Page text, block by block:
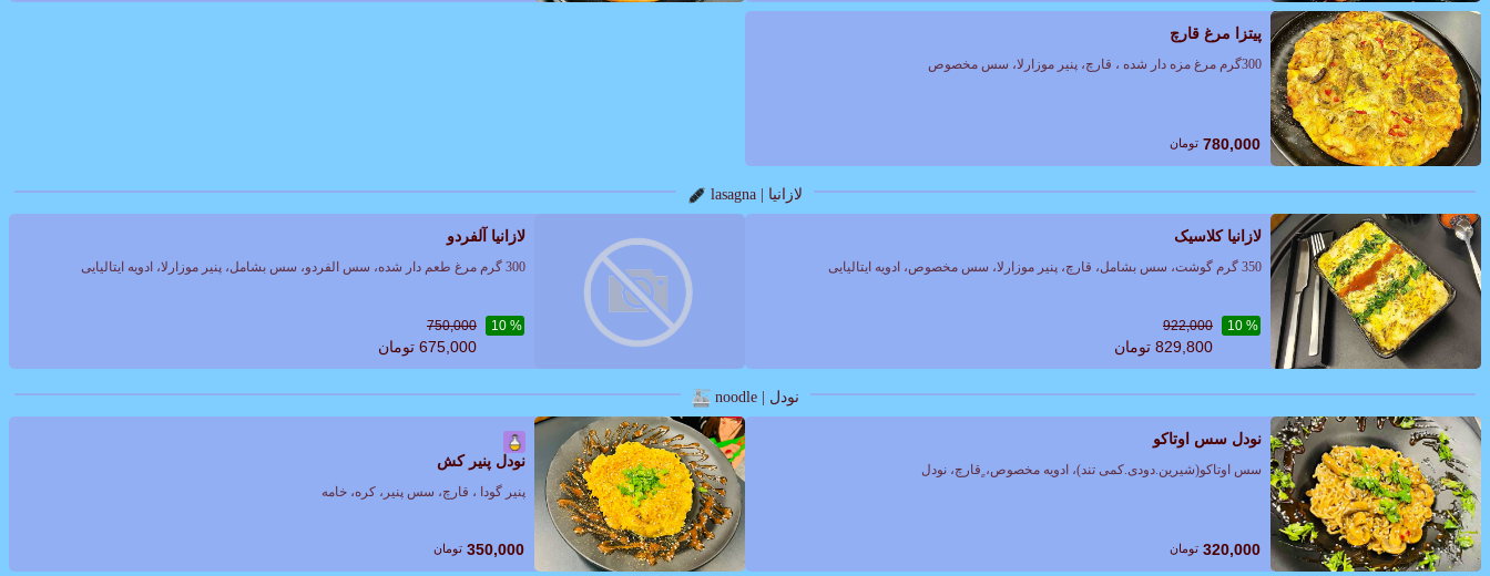
پیتزا مرغ قارچ
300گرم مرغ مزه دار شده ، قارچ، پنیر موزارلا، سس مخصوص
780,000 تومان
لازانیا | lasagna
لازانیا کلاسیک
350 گرم گوشت، سس بشامل، قارچ، پنیر موزارلا، سس مخصوص، ادویه ایتالیایی
% 10
922,000
829,800 تومان
لازانیا آلفردو
300 گرم مرغ طعم دار شده، سس الفردو، سس بشامل، پنیر موزارلا، ادویه ایتالیایی
% 10
750,000
675,000 تومان
نودل | noodle
نودل سس اوتاکو
سس اوتاکو(شیرین.دودی.کمی تند)، ادویه مخصوص، ٍقارچ، نودل
320,000 تومان
نودل پنیر کش
پنیر گودا ، قارچ، سس پنیر، کره، خامه
350,000 تومان